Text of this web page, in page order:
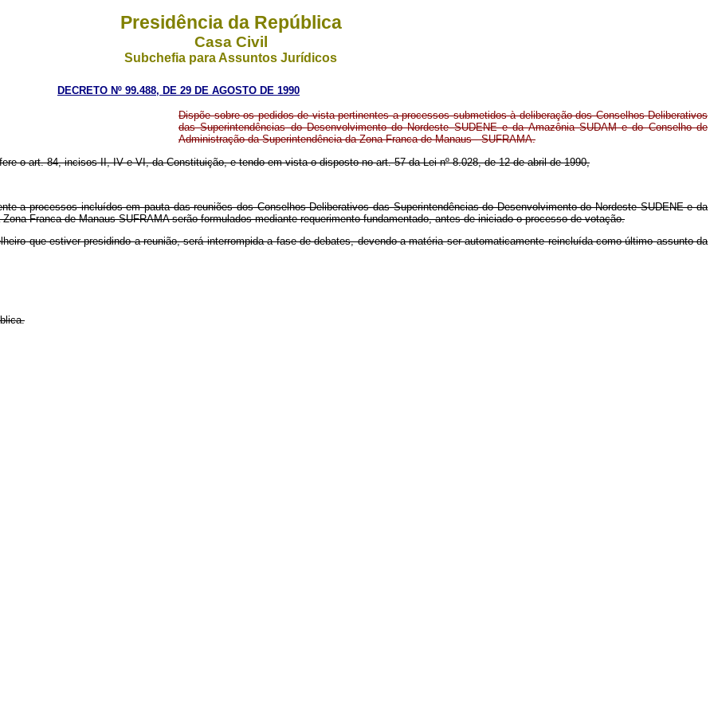
Presidência da República
Casa Civil
Subchefia para Assuntos Jurídicos
DECRETO Nº 99.488, DE 29 DE AGOSTO DE 1990
Dispõe sobre os pedidos de vista pertinentes a processos submetidos à deliberação dos Conselhos Deliberativos
das Superintendências do Desenvolvimento do Nordeste SUDENE e da Amazônia SUDAM e do Conselho de
Administração da Superintendência da Zona Franca de Manaus - SUFRAMA.
o art. 84, incisos II, IV e VI, da Constituição, e tendo em vista o disposto no art. 57 da Lei nº 8.028, de 12 de abril de 1990,
a processos incluídos em pauta das reuniões dos Conselhos Deliberativos das Superintendências do Desenvolvimento do Nordeste SUDENE e da
Franca de Manaus SUFRAMA serão formulados mediante requerimento fundamentado, antes de iniciado o processo de votação.
que estiver presidindo a reunião, será interrompida a fase de debates, devendo a matéria ser automaticamente reincluída como último assunto da